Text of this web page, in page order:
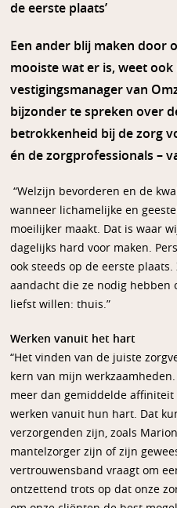
de eerste plaats’
Een ander blij maken door
mooiste wat er is, weet
vestigingsmanager van
bijzonder te spreken over
betrokkenheid bij de zorg
én de zorgprofessionals –
“Welzijn bevorderen en de
wanneer lichamelijke en
moeilijker maakt. Dat is waar
dagelijks hard voor maken.
ook steeds op de eerste
aandacht die ze nodig hebben
liefst willen: thuis.”
Werken vanuit het hart
“Het vinden van de juiste
kern van mijn
meer dan gemiddelde
werken vanuit hun hart. Dat
verzorgenden zijn, zoals
mantelzorger zijn of zijn
vertrouwensband vraagt om
ontzettend trots op dat onze